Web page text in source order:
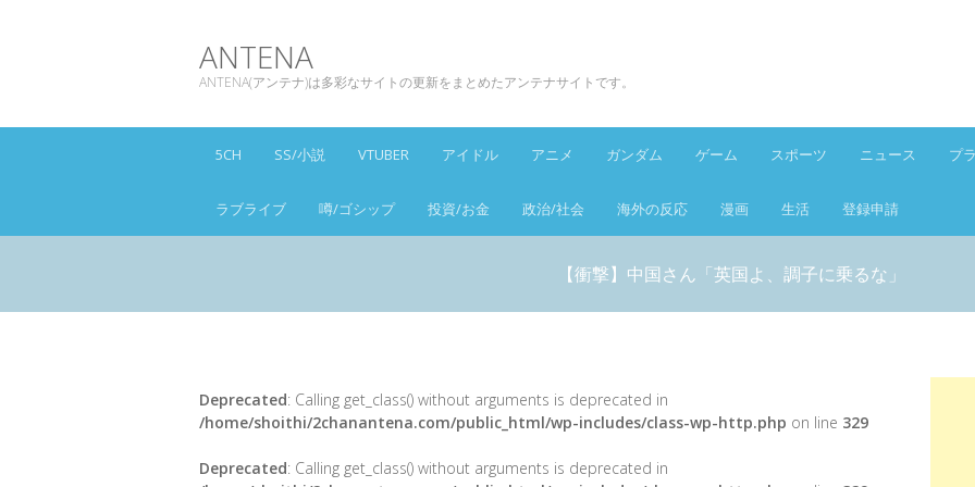
ANTENA
ANTENA(アンテナ)は多彩なサイトの更新をまとめたアンテナサイトです。
5CH SS/小説 VTUBER アイドル アニメ ガンダム ゲーム スポーツ ニュース プ
ラブライブ 噂/ゴシップ 投資/お金 政治/社会 海外の反応 漫画 生活 登録申請
【衝撃】中国さん「英国よ、調子に乗るな」
Deprecated: Calling get_class() without arguments is deprecated in
/home/shoithi/2chanantena.com/public_html/wp-includes/class-wp-http.php on line 329
Deprecated: Calling get_class() without arguments is deprecated in